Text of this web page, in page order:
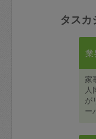
タスカ
業
家
人
が
ー